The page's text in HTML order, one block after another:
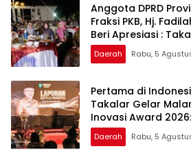
Anggota DPRD
Fraksi PKB, Hj.
Beri Apresiasi :
Lentera
Apresiasi dan
Daerah Rabu, 5
Pertama di
Takalar Gelar
Inovasi Award
Penghargaan bagi
Berprestasi
Daerah Rabu, 5